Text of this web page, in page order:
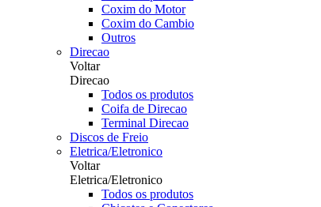
Coxim do Motor
Coxim do Cambio
Outros
Direcao
Voltar
Direcao
Todos os produtos
Coifa de Direcao
Terminal Direcao
Discos de Freio
Eletrica/Eletronico
Voltar
Eletrica/Eletronico
Todos os produtos